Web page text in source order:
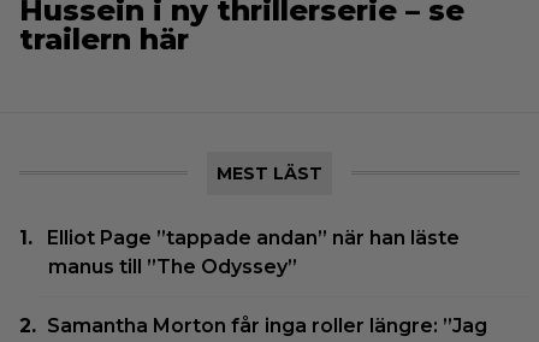
Hussein i ny thrillerserie – se
trailern här
MEST LÄST
Elliot Page ”tappade andan” när han läste
manus till ”The Odyssey”
Samantha Morton får inga roller längre: ”Jag